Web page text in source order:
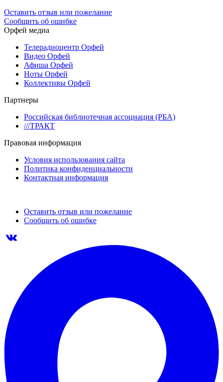
Оставить отзыв или пожелание
Сообщить об ошибке
Орфей медиа
Телерадиоцентр Орфей
Видео Орфей
Афиша Орфей
Ноты Орфей
Коллективы Орфей
Партнеры
Российская библиотечная ассоциация (РБА)
///ТРАКТ
Правовая информация
Условия использования сайта
Политика конфиденциальности
Контактная информация
Оставить отзыв или пожелание
Сообщить об ошибке